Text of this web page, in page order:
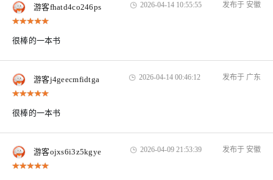
游客fhatd4co246ps 2026-04-14 10:55:55 发布于 安徽
很棒的一本书
游客j4geecmfidtga 2026-04-14 00:46:12 发布于 广东
很棒的一本书
游客ojxs6i3z5kgye 2026-04-09 21:53:39 发布于 安徽